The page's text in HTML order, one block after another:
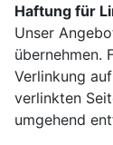
Haftung für
Unser
übernehmen.
Verlinkung
verlinkten
umgehend